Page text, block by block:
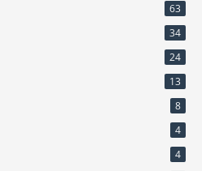
63
34
24
13
8
4
4